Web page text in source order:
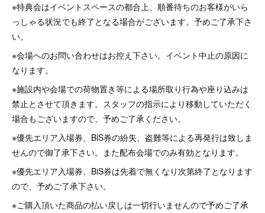
※特典会はイベントスペースの都合上、順番待ちのお客様がいら
っしゃる状況でも終了となる場合がございます。予めご了承下さ
い。
※会場へのお問い合わせはお控え下さい。イベント中止の原因に
なります。
※施設内や会場での荷物置き等による場所取り行為や座り込みは
禁止とさせて頂きます。スタッフの指示により移動していただく
場合もございますので、予めご了承ください。
※優先エリア入場券、BiS券の紛失、盗難等による再発行は致しま
せんので御了承下さい。また配布会場でのみ有効となります。
※優先エリア入場券、BiS券は先着で無くなり次第終了となります
ので、予めご了承下さい。
※ご購入頂いた商品の払い戻しは一切行いませんので予めご了承